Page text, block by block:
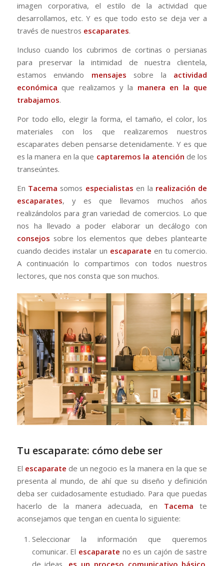
imagen corporativa, el estilo de la actividad que
desarrollamos, etc. Y es que todo esto se deja ver a
través de nuestros escaparates.
Incluso cuando los cubrimos de cortinas o persianas
para preservar la intimidad de nuestra clientela,
estamos enviando mensajes sobre la actividad
económica que realizamos y la manera en la que
trabajamos.
Por todo ello, elegir la forma, el tamaño, el color, los
materiales con los que realizaremos nuestros
escaparates deben pensarse detenidamente. Y es que
es la manera en la que captaremos la atención de los
transeúntes.
En Tacema somos especialistas en la realización de
escaparates, y es que llevamos muchos años
realizándolos para gran variedad de comercios. Lo que
nos ha llevado a poder elaborar un decálogo con
consejos sobre los elementos que debes plantearte
cuando decides instalar un escaparate en tu comercio.
A continuación lo compartimos con todos nuestros
lectores, que nos consta que son muchos.
Tu escaparate: cómo debe ser
El escaparate de un negocio es la manera en la que se
presenta al mundo, de ahí que su diseño y definición
deba ser cuidadosamente estudiado. Para que puedas
hacerlo de la manera adecuada, en Tacema
te
aconsejamos que tengan en cuenta lo siguiente:
Seleccionar la información que queremos
comunicar. El escaparate no es un cajón de sastre